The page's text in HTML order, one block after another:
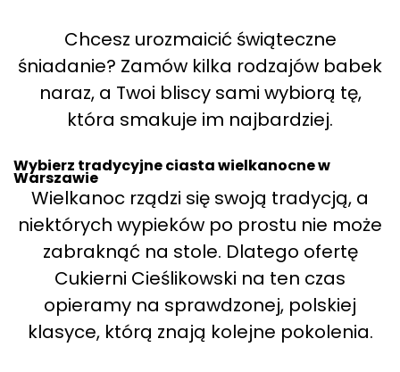
Chcesz urozmaicić świąteczne
śniadanie? Zamów kilka rodzajów babek
naraz, a Twoi bliscy sami wybiorą tę,
która smakuje im najbardziej.
Wybierz tradycyjne ciasta wielkanocne w
Warszawie
Wielkanoc rządzi się swoją tradycją, a
niektórych wypieków po prostu nie może
zabraknąć na stole. Dlatego ofertę
Cukierni Cieślikowski na ten czas
opieramy na sprawdzonej, polskiej
klasyce, którą znają kolejne pokolenia.